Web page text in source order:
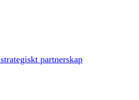
partnerskap